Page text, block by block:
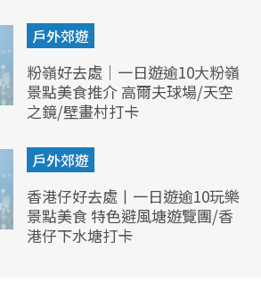
戶外郊遊
粉嶺好去處｜一日遊逾10大粉嶺
景點美食推介 高爾夫球場/天空
之鏡/壁畫村打卡
戶外郊遊
香港仔好去處丨一日遊逾10玩樂
景點美食 特色避風塘遊覽團/香
港仔下水塘打卡